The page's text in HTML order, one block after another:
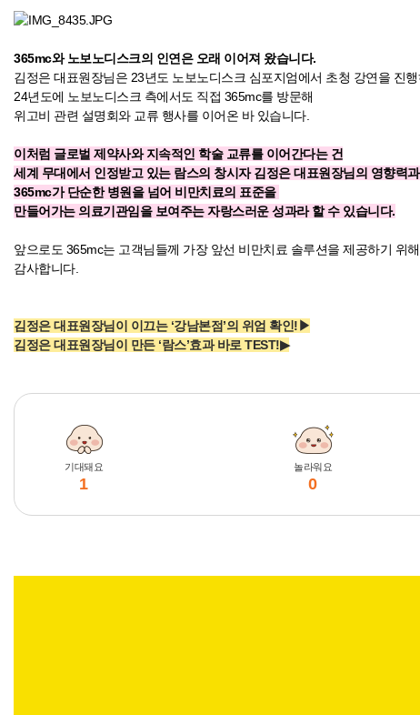
365mc와 노보노디스크의 인연은 오래 이어져 왔습니다.
김정은 대표원장님은 23년도 노보노디스크 심포지엄에서 초청 강연을 진행
24년도에 노보노디스크 측에서도 직접 365mc를 방문해
위고비 관련 설명회와 교류 행사를 이어온 바 있습니다.
이처럼 글로벌 제약사와 지속적인 학술 교류를 이어간다는 건
세계 무대에서 인정받고 있는 람스의 창시자 김정은 대표원장님의 영향력과
365mc가 단순한 병원을 넘어 비만치료의 표준을
만들어가는 의료기관임을 보여주는 자랑스러운 성과라 할 수 있습니다.
앞으로도 365mc는 고객님들께 가장 앞선 비만치료 솔루션을 제공하기 위
감사합니다.
김정은 대표원장님이 이끄는 ‘강남본점’의 위엄 확인!▶
김정은 대표원장님이 만든 ‘람스’효과 바로 TEST!▶
기대돼요
1
놀라워요
0